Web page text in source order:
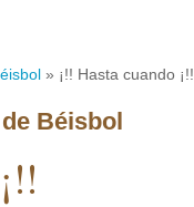
» ¡!! Hasta cuando ¡!!
Béisbol